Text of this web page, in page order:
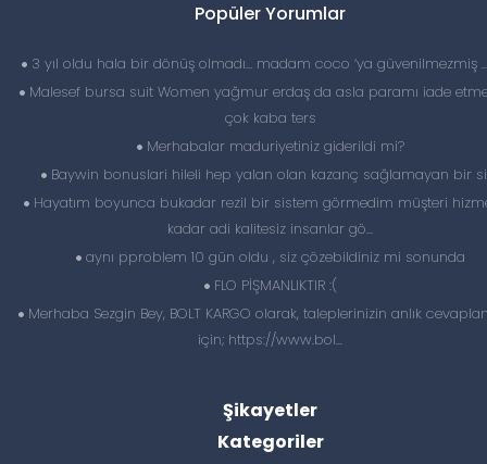
Popüler Yorumlar
3 yıl oldu hala bir dönüş olmadı… madam coco ‘ya güvenilmezmiş
Malesef bursa suit Women yağmur erdaş da asla paramı iade
çok kaba ters
Merhabalar maduriyetiniz giderildi mi?
Baywin bonuslari hileli hep yalan olan kazanç sağlamayan bir
Hayatım boyunca bukadar rezil bir sistem görmedim müşteri
kadar adi kalitesiz insanlar gö...
aynı pproblem 10 gün oldu , siz çözebildiniz mi sonunda
FLO PİŞMANLIKTIR :(
Merhaba Sezgin Bey, BOLT KARGO olarak, taleplerinizin anlık
için; https://www.bol...
Şikayetler
Kategoriler